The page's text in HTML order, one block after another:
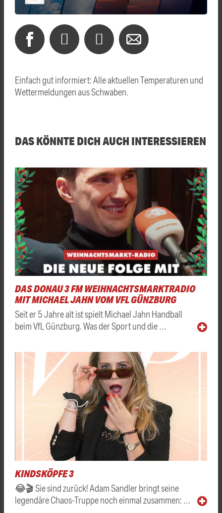
Einfach gut informiert: Alle aktuellen Temperaturen und
Wettermeldungen aus Schwaben.
DAS KÖNNTE DICH AUCH INTERESSIEREN
DAS DONAU 3 FM WEIHNACHTSMARKTRADIO
MIT MICHAEL JAHN VOM VFL GÜNZBURG
Seit er 5 Jahre alt ist spielt Michael Jahn Handball
beim VfL Günzburg. Was der Sport und die …
KINDSKÖPFE 3
😂🎬 Sie sind zurück! Adam Sandler bringt seine
legendäre Chaos-Truppe noch einmal zusammen: …